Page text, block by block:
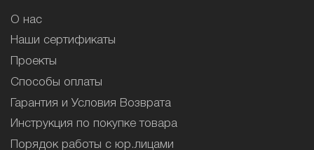
О нас
Наши сертификаты
Проекты
Способы оплаты
Гарантия и Условия Возврата
Инструкция по покупке товара
Порядок работы с юр.лицами